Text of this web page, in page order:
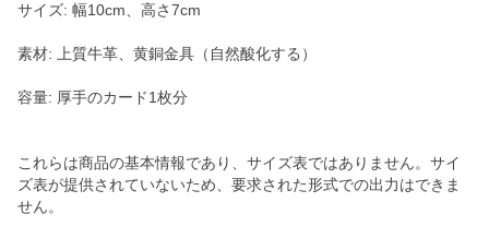
サイズ: 幅10cm、高さ7cm
素材: 上質牛革、黄銅金具（自然酸化する）
容量: 厚手のカード1枚分
これらは商品の基本情報であり、サイズ表ではありません。サイ
ズ表が提供されていないため、要求された形式での出力はできま
せん。